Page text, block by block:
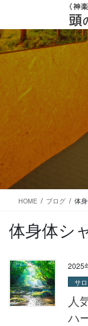
テ
ン
ツ
に
ゲ
ー
シ
ョ
HOME ブログ 体
体身体シ
2025
サ
人
ハ